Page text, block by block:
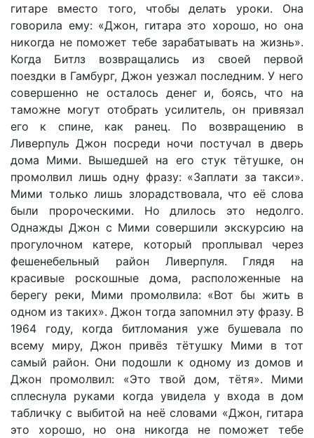
гитаре вместо того, чтобы делать уроки. Она
говорила ему: «Джон, гитара это хорошо, но она
никогда не поможет тебе зарабатывать на жизнь».
Когда Битлз возвращались из своей первой
поездки в Гамбург, Джон уезжал последним. У него
совершенно не осталось денег и, боясь, что на
таможне могут отобрать усилитель, он привязал
его к спине, как ранец. По возвращению в
Ливерпуль Джон посреди ночи постучал в дверь
дома Мими. Вышедшей на его стук тётушке, он
промолвил лишь одну фразу: «Заплати за такси».
Мими только лишь злорадствовала, что её слова
были пророческими. Но длилось это недолго.
Однажды Джон с Мими совершили экскурсию на
прогулочном катере, который проплывал через
фешенебельный район Ливерпуля. Глядя на
красивые роскошные дома, расположенные на
берегу реки, Мими промолвила: «Вот бы жить в
одном из таких». Джон тогда запомнил эту фразу. В
1964 году, когда битломания уже бушевала по
всему миру, Джон привёз тётушку Мими в тот
самый район. Они подошли к одному из домов и
Джон промолвил: «Это твой дом, тётя». Мими
сплеснула руками когда увидела у входа в дом
табличку с выбитой на неё словами «Джон, гитара
это хорошо, но она никогда не поможет тебе